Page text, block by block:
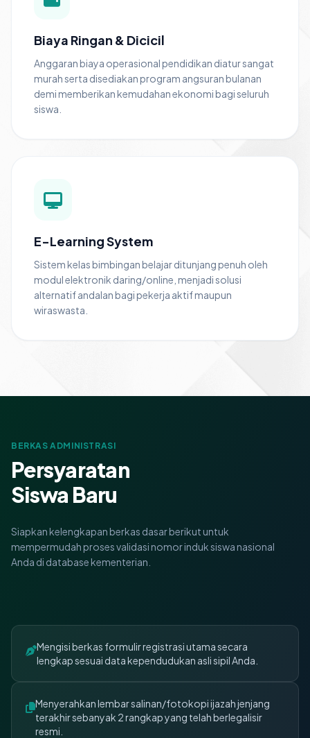
Biaya Ringan & Dicicil
Anggaran biaya operasional pendidikan diatur sangat
murah serta disediakan program angsuran bulanan
demi memberikan kemudahan ekonomi bagi seluruh
siswa.
E-Learning System
Sistem kelas bimbingan belajar ditunjang penuh oleh
modul elektronik daring/online, menjadi solusi
alternatif andalan bagi pekerja aktif maupun
wiraswasta.
BERKAS ADMINISTRASI
Persyaratan
Siswa Baru
Siapkan kelengkapan berkas dasar berikut untuk
mempermudah proses validasi nomor induk siswa nasional
Anda di database kementerian.
Mengisi berkas formulir registrasi utama secara
lengkap sesuai data kependudukan asli sipil Anda.
Menyerahkan lembar salinan/fotokopi ijazah jenjang
terakhir sebanyak 2 rangkap yang telah berlegalisir
resmi.